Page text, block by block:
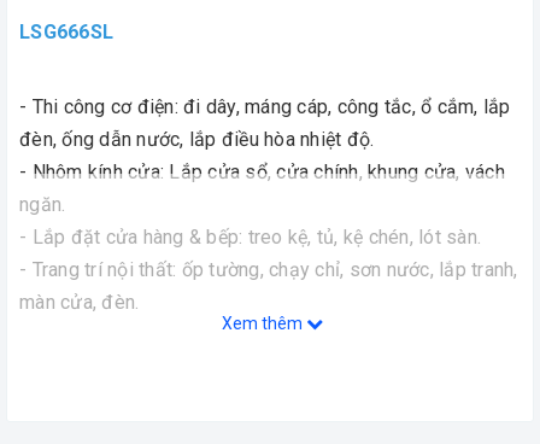
LSG666SL
- Thi công cơ điện: đi dây, máng cáp, công tắc, ổ cắm, lắp
đèn, ống dẫn nước, lắp điều hòa nhiệt độ.
- Nhôm kính cửa: Lắp cửa sổ, cửa chính, khung cửa, vách
ngăn.
- Lắp đặt cửa hàng & bếp: treo kệ, tủ, kệ chén, lót sàn.
- Trang trí nội thất: ốp tường, chạy chỉ, sơn nước, lắp tranh,
màn cửa, đèn.
Xem thêm